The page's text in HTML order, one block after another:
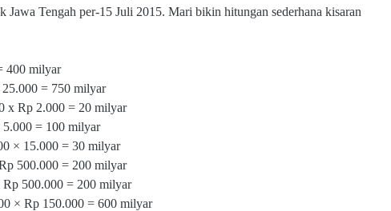
Jawa Tengah per-15 Juli 2015. Mari bikin hitungan sederhana kisaran
400 milyar
= 750 milyar
Rp 2.000 = 20 milyar
= 100 milyar
15.000 = 30 milyar
= 200 milyar
= 200 milyar
150.000 = 600 milyar